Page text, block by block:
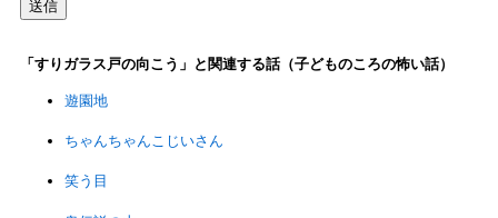
「すりガラス戸の向こう」と関連する話（子どものころの怖い話）
遊園地
ちゃんちゃんこじいさん
笑う目